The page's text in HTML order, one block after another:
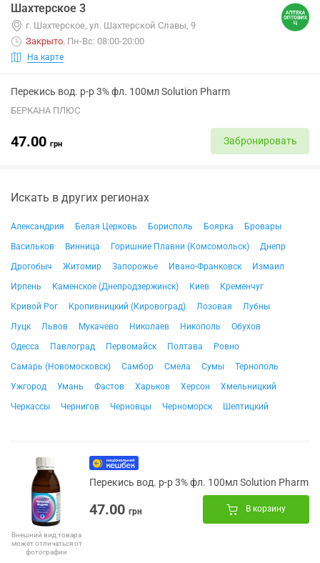
Шахтерское 3
г. Шахтерское, ул. Шахтерской Славы, 9
Закрыто. Пн-Вс: 08:00-20:00
На карте
Перекись вод. р-р 3% фл. 100мл Solution Pharm
БЕРКАНА ПЛЮС
47.00 грн Забронировать
Искать в других регионах
Александрия Белая Церковь Борисполь Боярка
Бровары
Васильков
Винница Горишние Плавни (Комсомольск)
Днепр
Дрогобыч
Житомир Запорожье Ивано-Франковск
Измаил
Ирпень
Каменское (Днепродзержинск) Киев
Кременчуг
Кривой Рог
Кропивницкий (Кировоград) Лозовая
Лубны
Луцк
Львов Мукачево Николаев Никополь
Обухов
Одесса
Павлоград Первомайск Полтава
Ровно
Самарь (Новомосковск)
Самбор Смела Сумы
Тернополь
Ужгород
Умань Фастов Харьков Херсон
Хмельницкий
Черкассы
Чернигов Черновцы Черноморск Шептицкий
Внешний вид товара
может отличаться от
фотографии
Перекись вод. р-р 3% фл. 100мл Solution Pharm
47.00 грн В корзину